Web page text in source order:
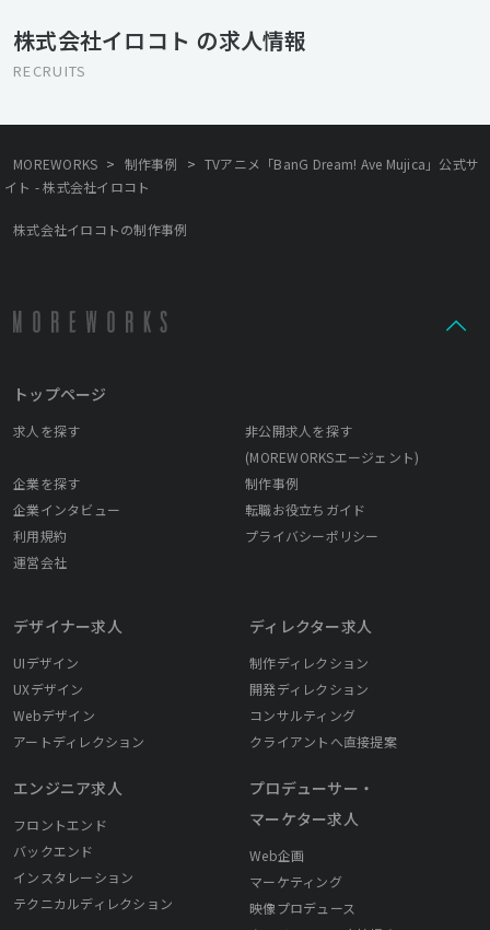
株式会社イロコト の求人情報
RECRUITS
MOREWORKS > 制作事例 > TVアニメ「BanG Dream! Ave Mujica」公式サ
イト - 株式会社イロコト
株式会社イロコトの制作事例
トップページ
求人を探す
非公開求人を探す
(MOREWORKSエージェント)
企業を探す
制作事例
企業インタビュー
転職お役立ちガイド
利用規約
プライバシーポリシー
運営会社
デザイナー求人
UIデザイン
UXデザイン
Webデザイン
アートディレクション
エンジニア求人
フロントエンド
バックエンド
インスタレーション
テクニカルディレクション
ディレクター求人
制作ディレクション
開発ディレクション
コンサルティング
クライアントへ直接提案
プロデューサー・
マーケター求人
Web企画
マーケティング
映像プロデュース